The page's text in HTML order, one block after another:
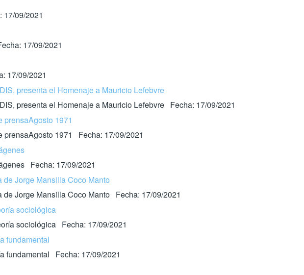
09/2021
17/09/2021
17/09/2021
presenta el Homenaje a Mauricio Lefebvre
presenta el Homenaje a Mauricio Lefebvre Fecha: 17/09/2021
prensaAgosto 1971
prensaAgosto 1971 Fecha: 17/09/2021
Fecha: 17/09/2021
Jorge Mansilla Coco Manto
Jorge Mansilla Coco Manto Fecha: 17/09/2021
sociológica
sociológica Fecha: 17/09/2021
fundamental
fundamental Fecha: 17/09/2021